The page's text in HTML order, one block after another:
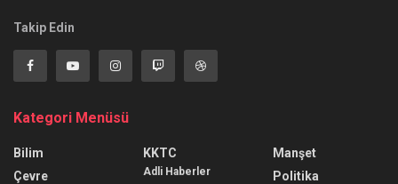
Takip Edin
Kategori Menüsü
Bilim
Çevre
KKTC
Adli Haberler
Manşet
Politika